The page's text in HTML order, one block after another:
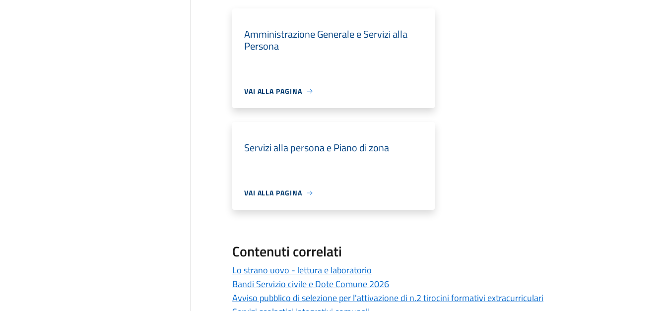
Amministrazione Generale e Servizi alla
Persona
VAI ALLA PAGINA
Servizi alla persona e Piano di zona
VAI ALLA PAGINA
Contenuti correlati
Lo strano uovo - lettura e laboratorio
Bandi Servizio civile e Dote Comune 2026
Avviso pubblico di selezione per l'attivazione di n.2 tirocini formativi extracurriculari